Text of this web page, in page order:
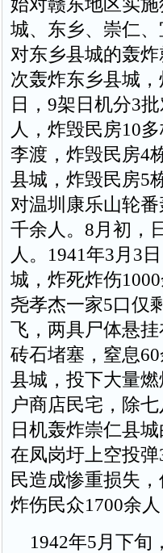
始对赣东地区实
城、东乡、崇仁
对东乡县城的轰
次轰炸东乡县城
日，9架日机分3
人，炸毁民房10
李渡，炸毁民房4
县城，炸毁民房5
对温圳康乐山轮
千余人。8月初，
人。1941年3月3
城，炸死炸伤
尧孝杰一家5口仅
飞，两具尸体悬
砖石堵塞，窒息
县城，投下大量
户商店民宅，除
日机轰炸崇仁县
在凤岗圩上空投
民造成惨重损失
炸伤民众1700余人
1942年5月下旬